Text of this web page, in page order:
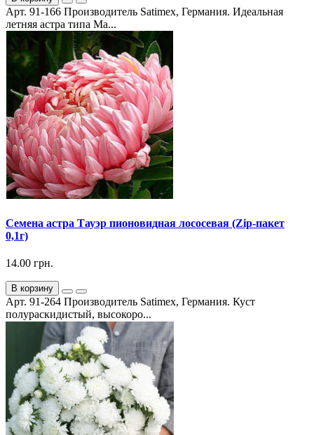
Арт. 91-166 Производитель Satimex, Германия. Идеальная
летняя астра типа Ма...
Семена астра Тауэр пионовидная лососевая (Zip-пакет
0,1г)
14.00 грн.
В корзину
Арт. 91-264 Производитель Satimex, Германия. Куст
полураскидистый, высокоро...